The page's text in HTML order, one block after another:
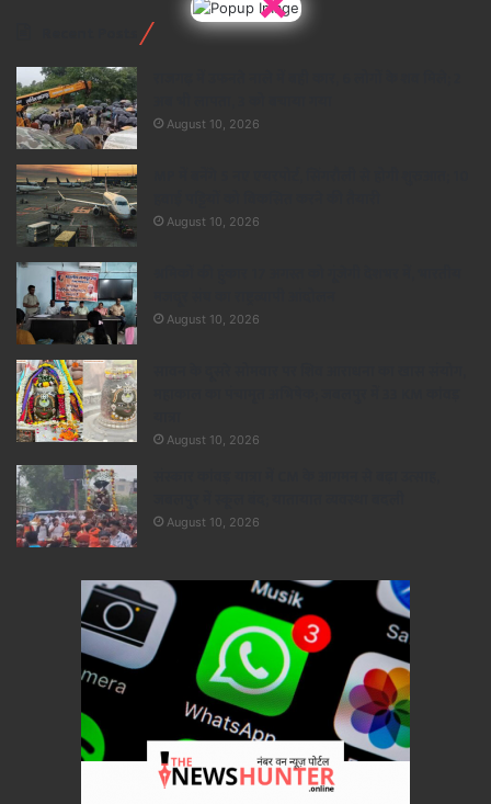
August 10, 2026
August 10, 2026
August 10, 2026
August 10, 2026
August 10, 2026